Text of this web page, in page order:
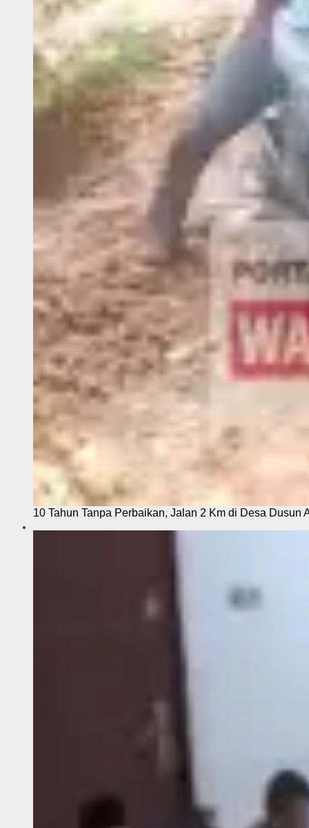
10 Tahun Tanpa Perbaikan, Jalan 2 Km di Desa